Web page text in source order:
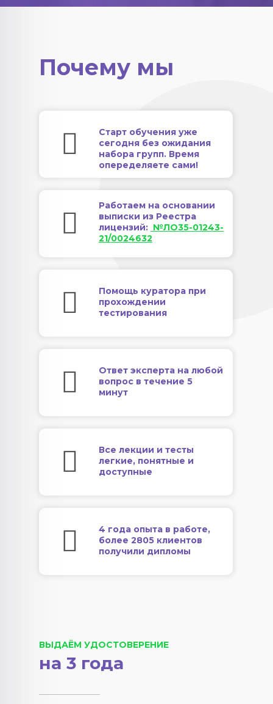
Почему мы
Старт обучения уже
сегодня без ожидания
набора групп. Время
опеределяете сами!
Работаем на основании
выписки из Реестра
лицензий: №ЛО35-01243-
21/0024632
Помощь куратора при
прохождении
тестирования
Ответ эксперта на любой
вопрос в течение 5
минут
Все лекции и тесты
легкие, понятные и
доступные
4 года опыта в работе,
более 2805 клиентов
получили дипломы
ВЫДАЁМ УДОСТОВЕРЕНИЕ
на 3 года